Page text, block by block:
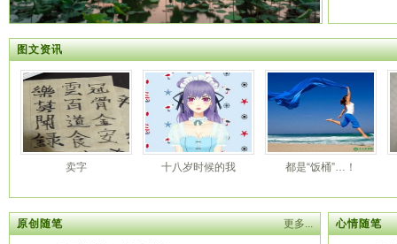
图文资讯
卖字 十八岁时候的我 都是“饭桶”…！
原创随笔 更多... 心情随笔